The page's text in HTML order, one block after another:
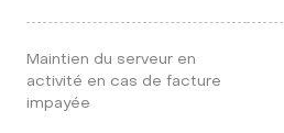
Maintien du serveur en
activité en cas de facture
impayée